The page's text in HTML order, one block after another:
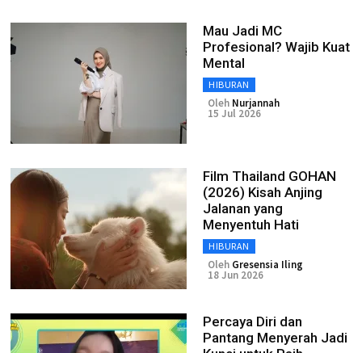
Mau Jadi MC
Profesional? Wajib Kuat
Mental
HIBURAN
Oleh Nurjannah
15 Jul 2026
Film Thailand GOHAN
(2026) Kisah Anjing
Jalanan yang
Menyentuh Hati
HIBURAN
Oleh Gresensia Iling
18 Jun 2026
Percaya Diri dan
Pantang Menyerah Jadi